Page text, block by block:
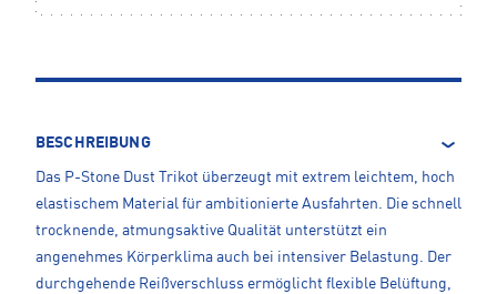
BESCHREIBUNG
Das P-Stone Dust Trikot überzeugt mit extrem leichtem, hoch
elastischem Material für ambitionierte Ausfahrten. Die schnell
trocknende, atmungsaktive Qualität unterstützt ein
angenehmes Körperklima auch bei intensiver Belastung. Der
durchgehende Reißverschluss ermöglicht flexible Belüftung,